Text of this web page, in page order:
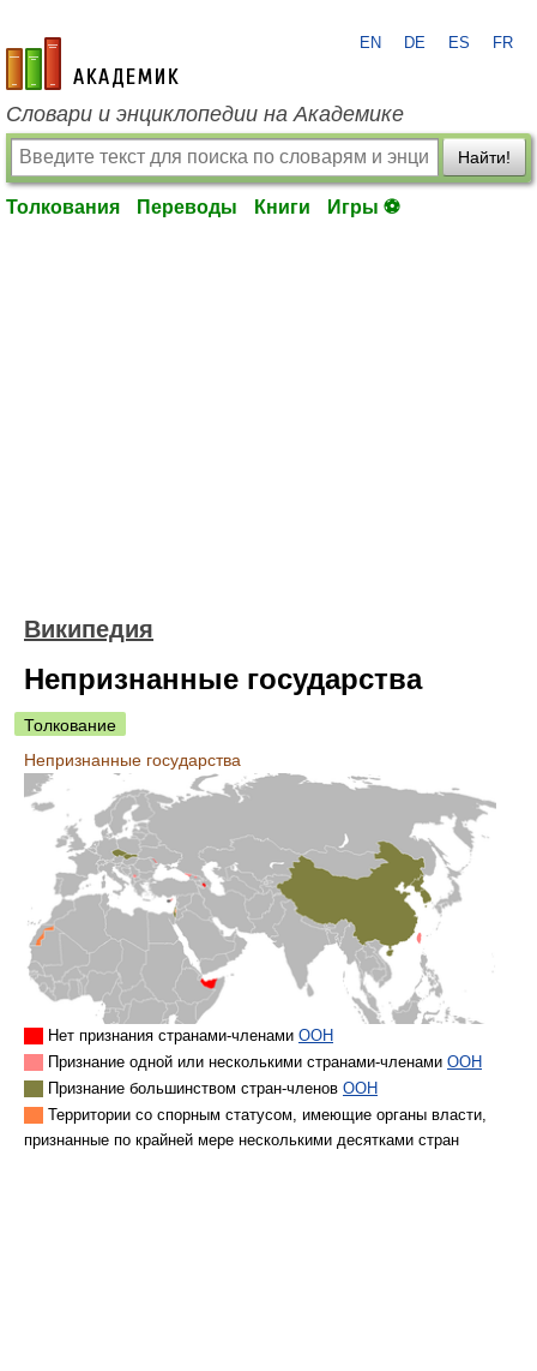
academic.ru
EN DE ES FR
Словари и энциклопедии на Академике
Найти!
Толкования Переводы Книги Игры ⚽
Википедия
Непризнанные государства
Толкование
Непризнанные государства
Нет признания странами-членами ООН
Признание одной или несколькими странами-членами ООН
Признание большинством стран-членов ООН
Территории со спорным статусом, имеющие органы власти,
признанные по крайней мере несколькими десятками стран